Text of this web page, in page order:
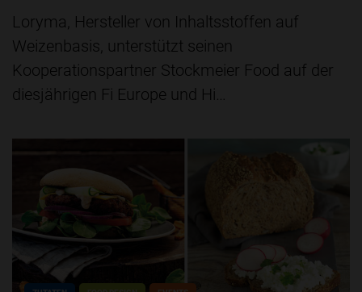
Loryma, Hersteller von Inhaltsstoffen auf
Weizenbasis, unterstützt seinen
Kooperationspartner Stockmeier Food auf der
diesjährigen Fi Europe und Hi…